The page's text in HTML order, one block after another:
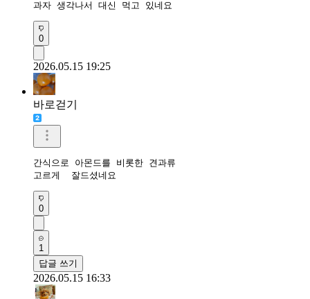
과자 생각나서 대신 먹고 있네요
0
2026.05.15 19:25
바로걷기
간식으로 아몬드를 비롯한 견과류
고르게  잘드셨네요
0
1
답글 쓰기
2026.05.15 16:33